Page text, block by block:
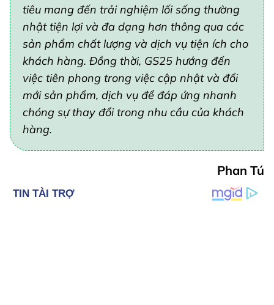
tiêu mang đến trải nghiệm lối sống thường
nhật tiện lợi và đa dạng hơn thông qua các
sản phẩm chất lượng và dịch vụ tiện ích cho
khách hàng. Đồng thời, GS25 hướng đến
việc tiên phong trong việc cập nhật và đổi
mới sản phẩm, dịch vụ để đáp ứng nhanh
chóng sự thay đổi trong nhu cầu của khách
hàng.
Phan Tú